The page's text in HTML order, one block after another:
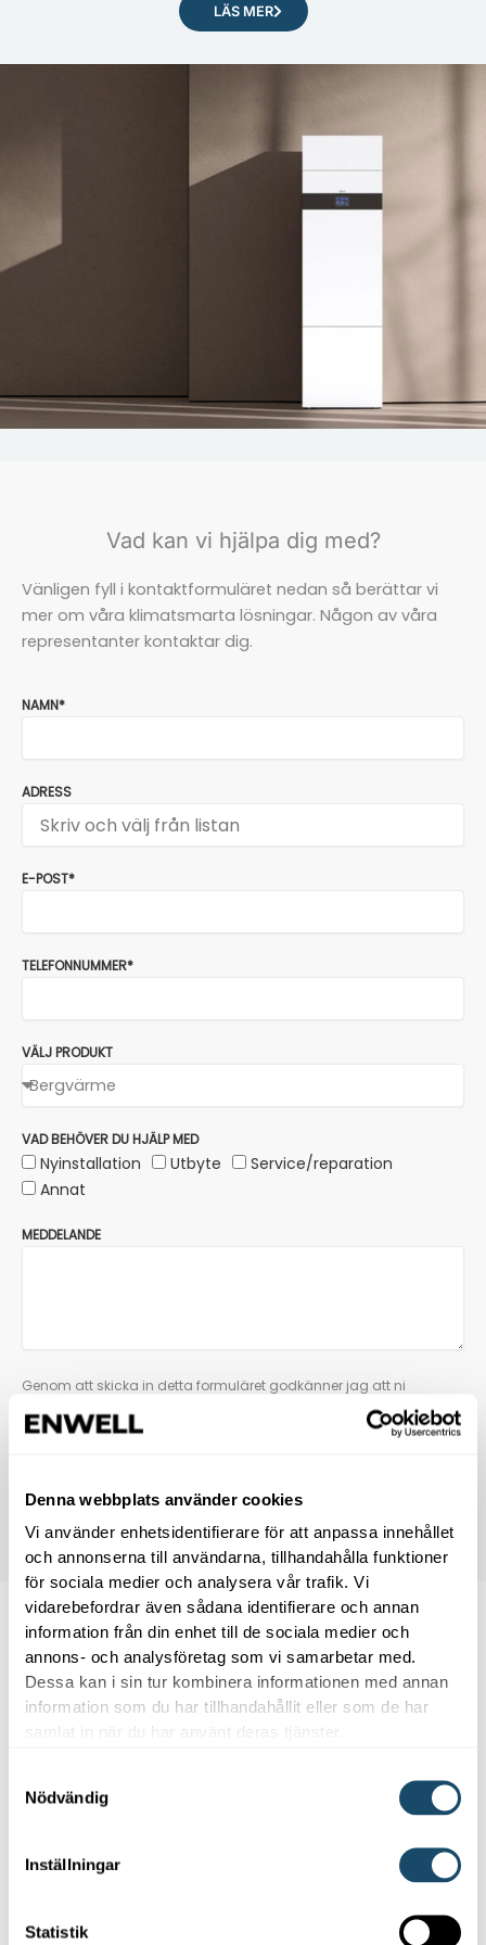
Denna webbplats använder cookies
Vi använder enhetsidentifierare för att anpassa innehållet
och annonserna till användarna, tillhandahålla funktioner
för sociala medier och analysera vår trafik. Vi
vidarebefordrar även sådana identifierare och annan
information från din enhet till de sociala medier och
annons- och analysföretag som vi samarbetar med.
Dessa kan i sin tur kombinera informationen med annan
information som du har tillhandahållit eller som de har
samlat in när du har använt deras tjänster.
Nödvändig
Inställningar
Statistik
LÄS MER
Vad kan vi hjälpa dig med?
Vänligen fyll i kontaktformuläret nedan så berättar vi
mer om våra klimatsmarta lösningar. Någon av våra
representanter kontaktar dig.
NAMN*
ADRESS
E-POST*
TELEFONNUMMER*
VÄLJ PRODUKT
VAD BEHÖVER DU HJÄLP MED
Nyinstallation Utbyte
Service/reparation
Annat
MEDDELANDE
Genom att skicka in detta formuläret godkänner jag att ni
hanterar mina personuppgifter.
Läs om hur vi hanterar personuppgifter
Skicka förfrågan
1. Anmäl intresse
Fyll i intresse­formuläret här bredvid och ge oss en
första inblick i dina behov.
komplette­rande uppgifter och säkerställa att du får
Du får en offert från Enwell